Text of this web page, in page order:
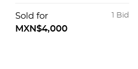
1 Bid
Sold for
MXN$4,000